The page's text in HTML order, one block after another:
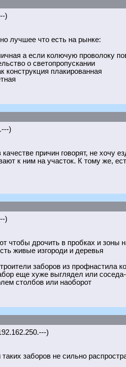
)
лучшее что есть на рынке:
а если колючую проволоку
о светопропускании
конструкция плакированная
)
причин говорят, не хочу
к ним на участок. К тому же,
)
чтобы дрочить в пробках и зоны
живые изгороди и деревья
заборов из профнастила
еще хуже выглядел или
столбов или наоборот
)
заборов не сильно